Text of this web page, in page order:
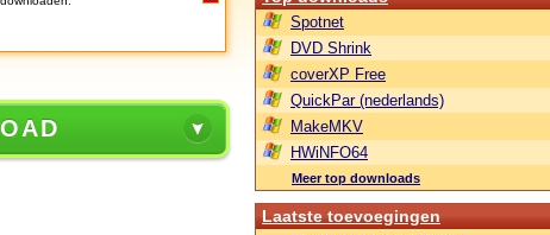
Spotnet
DVD Shrink
coverXP Free
QuickPar (nederlands)
MakeMKV
HWiNFO64
Meer top downloads
Laatste toevoegingen